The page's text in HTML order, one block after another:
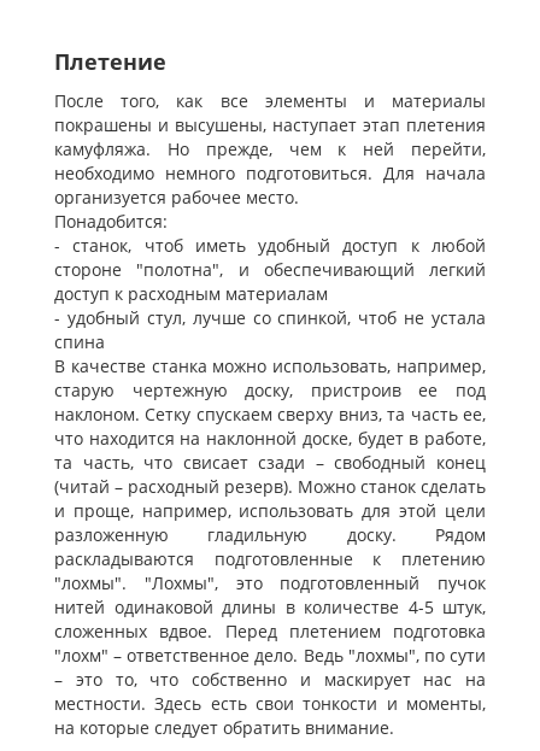
Плетение
После того, как все элементы и материалы
покрашены и высушены, наступает этап плетения
камуфляжа. Но прежде, чем к ней перейти,
необходимо немного подготовиться. Для начала
организуется рабочее место.
Понадобится:
- станок, чтоб иметь удобный доступ к любой
стороне "полотна", и обеспечивающий легкий
доступ к расходным материалам
- удобный стул, лучше со спинкой, чтоб не устала
спина
В качестве станка можно использовать, например,
старую чертежную доску, пристроив ее под
наклоном. Сетку спускаем сверху вниз, та часть ее,
что находится на наклонной доске, будет в работе,
та часть, что свисает сзади – свободный конец
(читай – расходный резерв). Можно станок сделать
и проще, например, использовать для этой цели
разложенную гладильную доску. Рядом
раскладываются подготовленные к плетению
"лохмы". "Лохмы", это подготовленный пучок
нитей одинаковой длины в количестве 4-5 штук,
сложенных вдвое. Перед плетением подготовка
"лохм" – ответственное дело. Ведь "лохмы", по сути
– это то, что собственно и маскирует нас на
местности. Здесь есть свои тонкости и моменты,
на которые следует обратить внимание.